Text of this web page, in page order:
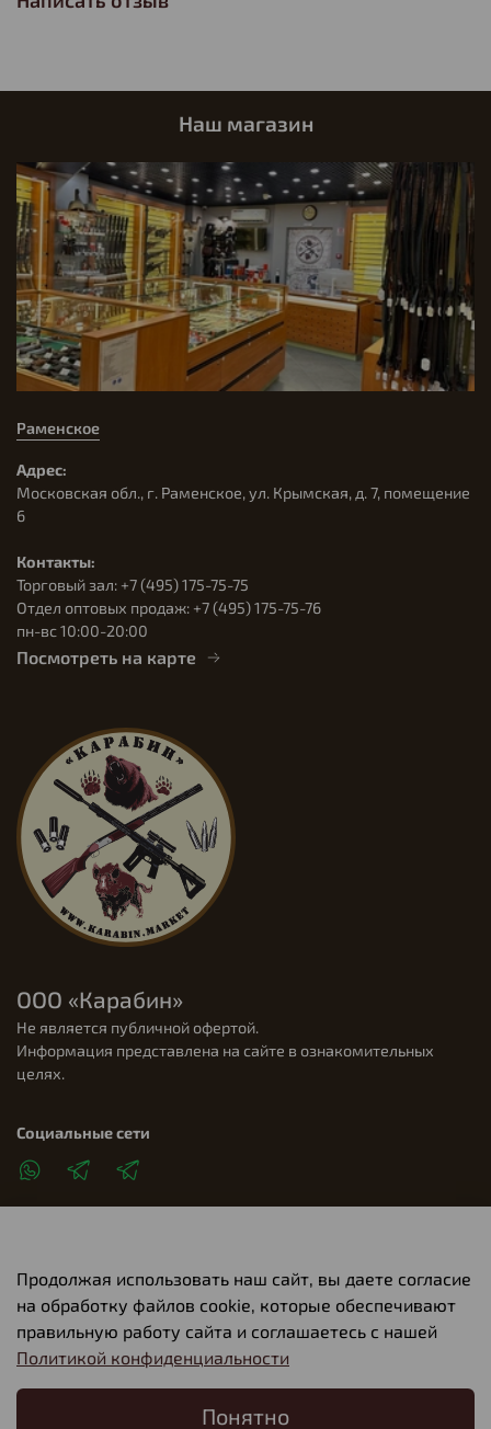
Наш магазин
Раменское
Адрес:
Московская обл., г. Раменское, ул. Крымская, д. 7, помещение
6
Контакты:
Торговый зал: +7 (495) 175-75-75
Отдел оптовых продаж: +7 (495) 175-75-76
пн-вс 10:00-20:00
Посмотреть на карте
Клиентам
О компании
ООО «Карабин»
Не является публичной офертой.
Информация представлена на сайте в ознакомительных
целях.
Социальные сети
Продолжая использовать наш сайт, вы даете согласие
на обработку файлов cookie, которые обеспечивают
правильную работу сайта и соглашаетесь с нашей
Политикой конфиденциальности
Понятно